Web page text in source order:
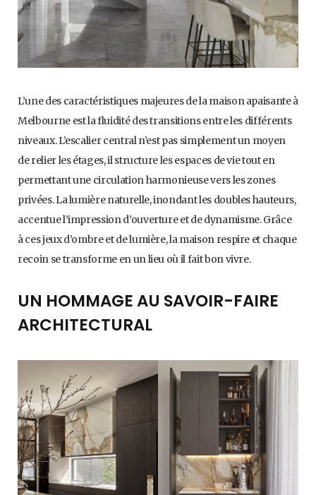
L’une des caractéristiques majeures de la maison apaisante à
Melbourne est la fluidité des transitions entre les différents
niveaux. L’escalier central n’est pas simplement un moyen
de relier les étages, il structure les espaces de vie tout en
permettant une circulation harmonieuse vers les zones
privées. La lumière naturelle, inondant les doubles hauteurs,
accentue l’impression d’ouverture et de dynamisme. Grâce
à ces jeux d’ombre et de lumière, la maison respire et chaque
recoin se transforme en un lieu où il fait bon vivre.
UN HOMMAGE AU SAVOIR-FAIRE
ARCHITECTURAL